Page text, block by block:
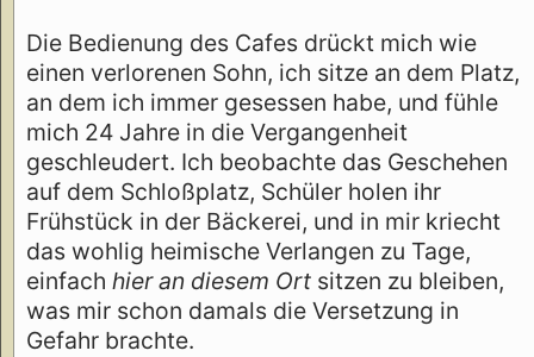
Die Bedienung des Cafes drückt mich wie
einen verlorenen Sohn, ich sitze an dem Platz,
an dem ich immer gesessen habe, und fühle
mich 24 Jahre in die Vergangenheit
geschleudert. Ich beobachte das Geschehen
auf dem Schloßplatz, Schüler holen ihr
Frühstück in der Bäckerei, und in mir kriecht
das wohlig heimische Verlangen zu Tage,
einfach hier an diesem Ort sitzen zu bleiben,
was mir schon damals die Versetzung in
Gefahr brachte.